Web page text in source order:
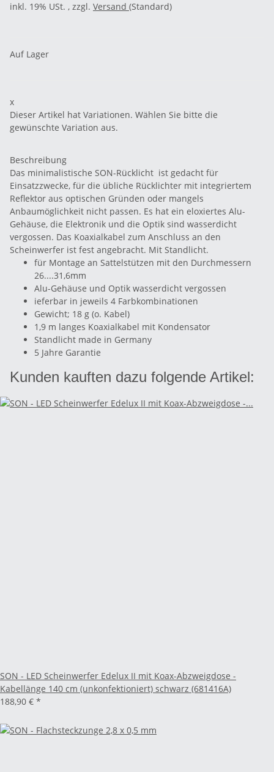
inkl. 19% USt. , zzgl. Versand (Standard)
Auf Lager
x
Dieser Artikel hat Variationen. Wählen Sie bitte die
gewünschte Variation aus.
Beschreibung
Das minimalistische SON-Rücklicht ist gedacht für
Einsatzzwecke, für die übliche Rücklichter mit integriertem
Reflektor aus optischen Gründen oder mangels
Anbaumöglichkeit nicht passen. Es hat ein eloxiertes Alu-
Gehäuse, die Elektronik und die Optik sind wasserdicht
vergossen. Das Koaxialkabel zum Anschluss an den
Scheinwerfer ist fest angebracht. Mit Standlicht.
für Montage an Sattelstützen mit den Durchmessern
26....31,6mm
Alu-Gehäuse und Optik wasserdicht vergossen
ieferbar in jeweils 4 Farbkombinationen
Gewicht; 18 g (o. Kabel)
1,9 m langes Koaxialkabel mit Kondensator
Standlicht made in Germany
5 Jahre Garantie
Kunden kauften dazu folgende Artikel:
SON - LED Scheinwerfer Edelux II mit Koax-Abzweigdose -
Kabellänge 140 cm (unkonfektioniert) schwarz (681416A)
188,90 € *